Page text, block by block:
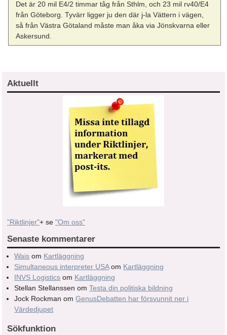
Det är 20 mil E4/2 timmar tåg från Sthlm, och 23 mil rv40/E4
från Göteborg. Tyvärr ligger ju den där j-la Vättern i vägen,
så från Västra Götaland måste man åka via Jönskvarna eller
Askersund.
Aktuellt
"Riktlinjer"+ se "Om oss"
Senaste kommentarer
Wais om Kartläggning
Simultaneous interpreter USAom Kartläggning
INVS Logistics om Kartläggning
Stellan Stellanssen omTesta din politiska bildning
Jock Rockman omGenusDebatten har försvunnit ner i
Värdedjupet
Sökfunktion